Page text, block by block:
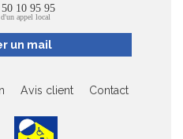
10 95 95
appel local
un mail
Avis client Contact